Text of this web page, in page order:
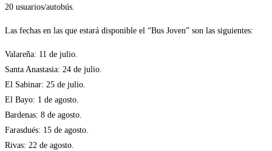
20 usuarios/autobús.
Las fechas en las que estará disponible el “Bus Joven” son las siguientes:
Valareña: 11 de julio.
Santa Anastasia: 24 de julio.
El Sabinar: 25 de julio.
El Bayo: 1 de agosto.
Bardenas: 8 de agosto.
Farasdués: 15 de agosto.
Rivas: 22 de agosto.